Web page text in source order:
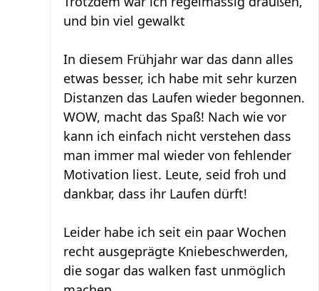
und bin viel gewalkt
In diesem Frühjahr war das dann alles
etwas besser, ich habe mit sehr kurzen
Distanzen das Laufen wieder begonnen.
WOW, macht das Spaß! Nach wie vor
kann ich einfach nicht verstehen dass
man immer mal wieder von fehlender
Motivation liest. Leute, seid froh und
dankbar, dass ihr Laufen dürft!
Leider habe ich seit ein paar Wochen
recht ausgeprägte Kniebeschwerden,
die sogar das walken fast unmöglich